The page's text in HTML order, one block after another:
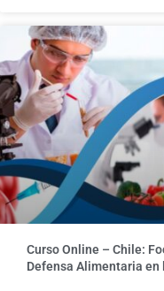
Curso Online – Chile:
Defensa Alimentaria